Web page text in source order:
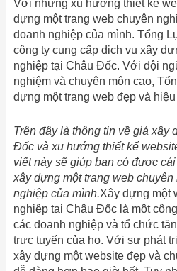
Với những xu hướng thiết kế
dựng một trang web chuyên
doanh nghiệp của mình. Tổng
công ty cung cấp dịch vụ xây
nghiệp tại Châu Đốc. Với đội
nghiệm và chuyên môn cao,
dựng một trang web đẹp và
Trên đây là thông tin về giá xây
Đốc và xu hướng thiết kế
viết này sẽ giúp bạn có được
xây dựng một trang web
nghiệp của mình.Xây dựng một
nghiệp tại Châu Đốc là một
các doanh nghiệp và tổ chức
trực tuyến của họ. Với sự phát
xây dựng một website đẹp và